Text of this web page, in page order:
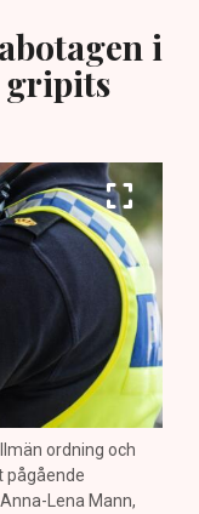
i
gripits
ordning och
pågående
Lena Mann,